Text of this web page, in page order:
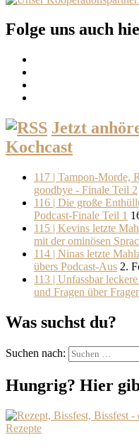
Folge uns auch
Jetzt
Kochcast
117 | Tampon-Morde,
goodbye - Finale Teil 2
116 | Die große
Podcast-Finale Teil 1
115 | Kevins letzte
mit der ominösen
114 | Ninas letzte
übers Podcast-Aus 2.
113 | Unfassbar
und Fragen über
Was suchst du?
Suchen nach:
Hungrig? Hier
Rezepte